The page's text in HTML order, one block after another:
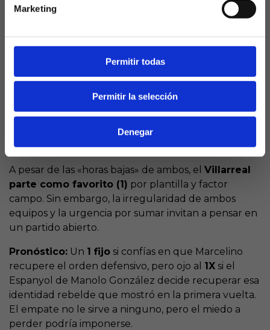
Marketing
Permitir todas
Permitir la selección
Denegar
Racha invicta:
Los pericos no logran hincar el
El Villarreal ha marcado en todos sus
últimos duelos ante los catalanes, mientras que el
Espanyol ha tenido problemas para ver puerta en
sus visitas recientes a tierras castellonenses.
El veredicto de La Quiniela
A pesar de las «horas bajas» de ambos, el Villarreal
parte como favorito (1) por plantilla y factor
campo. Sin embargo, la irregularidad de ambos
equipos y la urgencia por sumar invitan a pensar en
un partido abierto.
Pronóstico: Un 1 fijo si confías en que Marcelino
recupere el orden defensivo, pero ojo al 1X si el
Espanyol de Manolo González decide recuperar esa
identidad rebelde que mostró en la primera vuelta.
El empate no le sirve a ninguno, pero el miedo a
perder podría imponerse.